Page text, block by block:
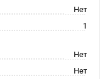
Нет
1
Нет
Нет